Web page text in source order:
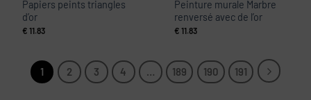
Papiers peints triangles
d’or
€ 11.83
Peinture murale Marbre
renversé avec de l’or
€ 11.83
1 2 3 4 … 189 190 191